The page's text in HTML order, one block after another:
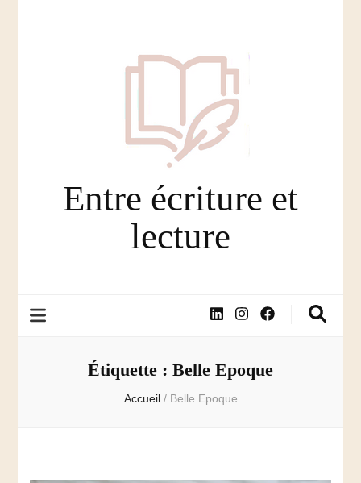
Entre écriture et
lecture
Étiquette : Belle Epoque
Accueil / Belle Epoque